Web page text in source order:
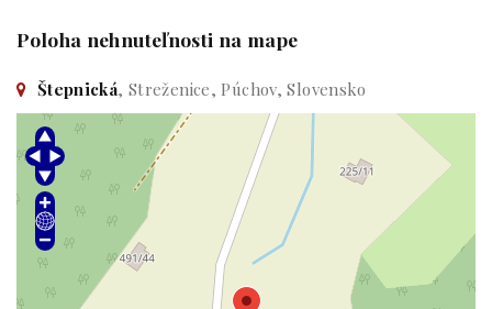
Poloha nehnuteľnosti na mape
Štepnická, Streženice, Púchov, Slovensko